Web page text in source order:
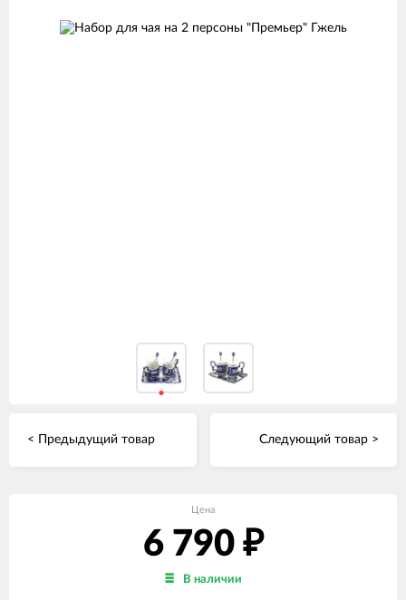
< Предыдущий товар Следующий товар >
Цена
6 790 ₽
В наличии